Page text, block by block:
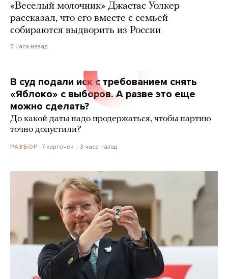
«Веселый молочник» Джастас Уолкер
рассказал, что его вместе с семьей
собираются выдворить из России
3 часа назад
В суд подали иск с требованием снять
«Яблоко» с выборов. А разве это еще
можно сделать?
До какой даты надо продержаться, чтобы партию
точно допустили?
РАЗБОР 7 карточек 3 часа назад